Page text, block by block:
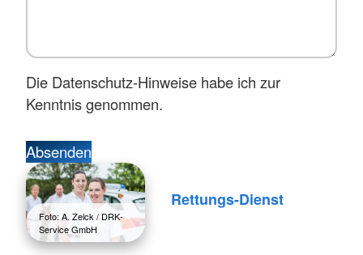
Die Datenschutz-Hinweise habe ich zur
Kenntnis genommen.
Absenden
Foto: A. Zelck / DRK-
Service GmbH
Rettungs-Dienst